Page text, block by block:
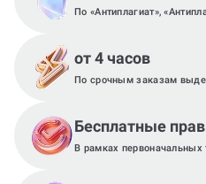
По «Антиплагиат»,
от 4 часов
По срочным заказам
Бесплатные
В рамках первоначальных